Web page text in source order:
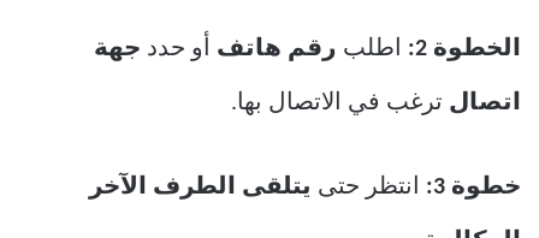
الخطوة 2: اطلب رقم هاتف أو حدد جهة
اتصال ترغب في الاتصال بها.
خطوة 3: انتظر حتى يتلقى الطرف الآخر